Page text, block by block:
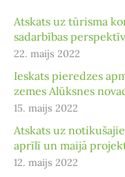
Atskats uz tūrisma
sadarbības
22. maijs 2022
Ieskats pieredzes
zemes Alūksnes
15. maijs 2022
Atskats uz
aprīlī un maijā
12. maijs 2022